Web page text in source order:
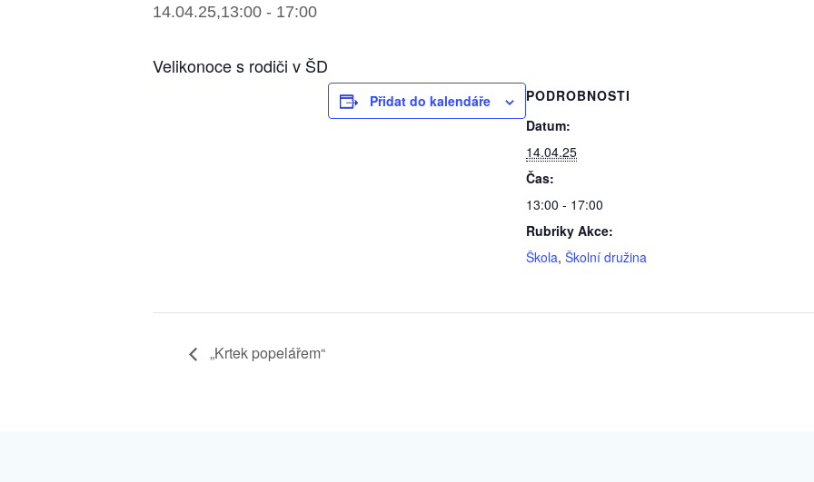
14.04.25,13:00 - 17:00
Velikonoce s rodiči v ŠD
Přidat do kalendáře
PODROBNOSTI
Datum:
14.04.25
Čas:
13:00 - 17:00
Rubriky Akce:
Škola, Školní družina
„Krtek popelářem“